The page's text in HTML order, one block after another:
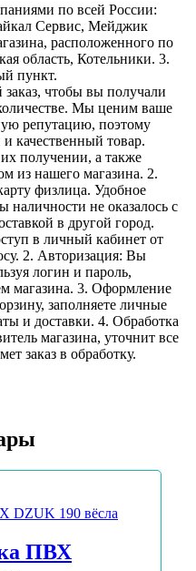
по всей России:
Сервис, Мейджик
расположенного по
область, Котельники. 3.
пункт.
чтобы вы получали
Мы ценим ваше
репутацию, поэтому
качественный товар.
получении, а также
из нашего магазина. 2.
физлица. Удобное
наличности не оказалось с
в другой город.
в личный кабинет от
2. Авторизация: Вы
логин и пароль,
магазина. 3. Оформление
заполняете личные
и доставки. 4. Обработка
магазина, уточнит все
заказ в обработку.
ПВХ